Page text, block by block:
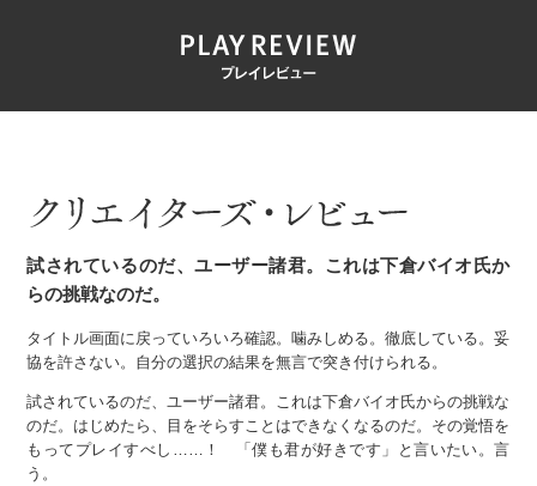
試されているのだ、ユーザー諸君。これは下倉バイオ氏か
らの挑戦なのだ。
タイトル画面に戻っていろいろ確認。噛みしめる。徹底している。妥
協を許さない。自分の選択の結果を無言で突き付けられる。
試されているのだ、ユーザー諸君。これは下倉バイオ氏からの挑戦な
のだ。はじめたら、目をそらすことはできなくなるのだ。その覚悟を
もってプレイすべし……！ 「僕も君が好きです」と言いたい。言
う。